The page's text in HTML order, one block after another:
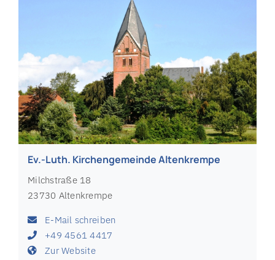
Ev.-Luth. Kirchengemeinde Altenkrempe
Milchstraße 18
23730 Altenkrempe
E-Mail schreiben
+49 4561 4417
Zur Website